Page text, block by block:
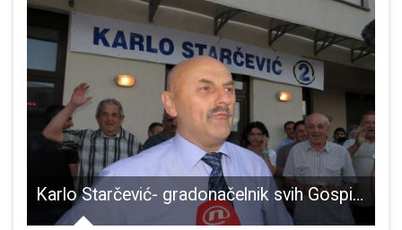
Karlo Starčević- gradonačelnik svih Gospićana